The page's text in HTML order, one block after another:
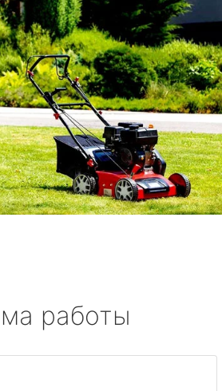
работы